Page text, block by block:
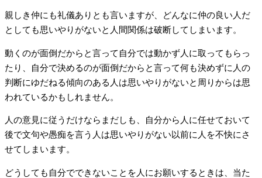
親しき仲にも礼儀ありとも言いますが、どんなに仲の良い人だ
としても思いやりがないと人間関係は破断してしまいます。
動くのが面倒だからと言って自分では動かず人に取ってもらっ
たり、自分で決めるのが面倒だからと言って何も決めずに人の
判断にゆだねる傾向のある人は思いやりがないと周りからは思
われているかもしれません。
人の意見に従うだけならまだしも、自分から人に任せておいて
後で文句や愚痴を言う人は思いやりがない以前に人を不快にさ
せてしまいます。
どうしても自分でできないことを人にお願いするときは、当た